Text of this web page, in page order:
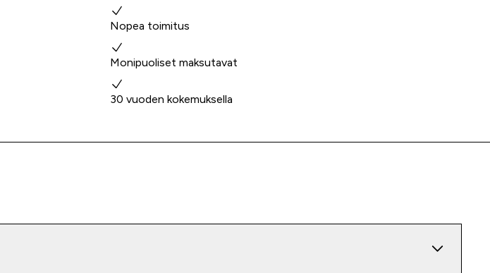
Miksi valita meidät?
Nopea toimitus
Monipuoliset maksutavat
30 vuoden kokemuksella